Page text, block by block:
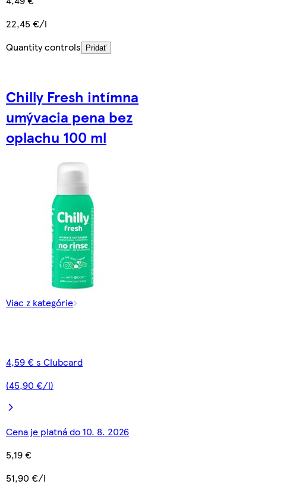
22,45 €/l
Quantity controls
Pridať
Chilly Fresh intímna
umývacia pena bez
oplachu 100 ml
Viac z kategórie
4,59 € s Clubcard
(45,90 €/l)
Cena je platná do 10. 8. 2026
5,19 €
51,90 €/l